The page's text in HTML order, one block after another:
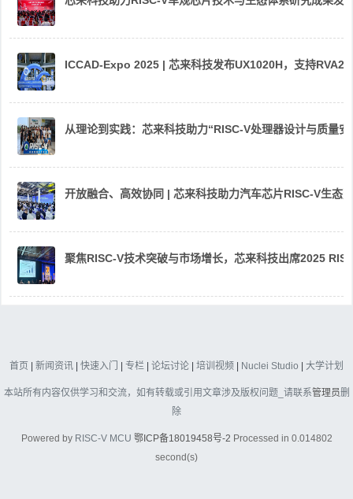
ICCAD-Expo 2025 | 芯来科技发布UX1020H，支持
从理论到实践：芯来科技助力“RISC-V处理器设计与质量
开放融合、高效协同 | 芯来科技助力汽车芯片RISC-V生态
聚焦RISC-V技术突破与市场增长，芯来科技出席2025
首页 新闻资讯 快速入门 专栏 论坛讨论 培训视频 Nuclei Studio 大学计划
本站所有内容仅供学习和交流，如有转载或引用文章涉及版权问题_请联系管理员删
除
Powered by RISC-V MCU 鄂ICP备18019458号-2 Processed in 0.014802
second(s)